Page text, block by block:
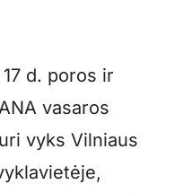
d. poros ir
vasaros
vyks Vilniaus